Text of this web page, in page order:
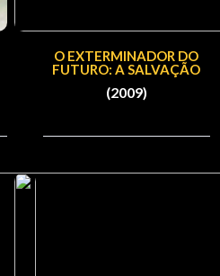
O EXTERMINADOR DO
FUTURO: A SALVAÇÃO
(2009)